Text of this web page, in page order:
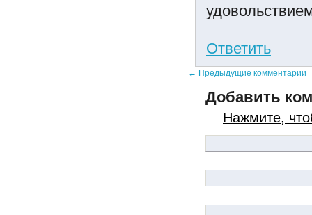
Ответить
← Предыдущие комментарии
Добавить
Нажмите,